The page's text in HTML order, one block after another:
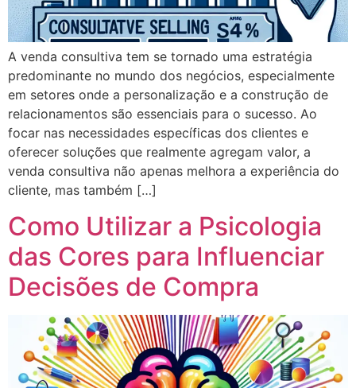
A venda consultiva tem se tornado uma estratégia
predominante no mundo dos negócios, especialmente
em setores onde a personalização e a construção de
relacionamentos são essenciais para o sucesso. Ao
focar nas necessidades específicas dos clientes e
oferecer soluções que realmente agregam valor, a
venda consultiva não apenas melhora a experiência do
cliente, mas também […]
Como Utilizar a Psicologia
das Cores para Influenciar
Decisões de Compra